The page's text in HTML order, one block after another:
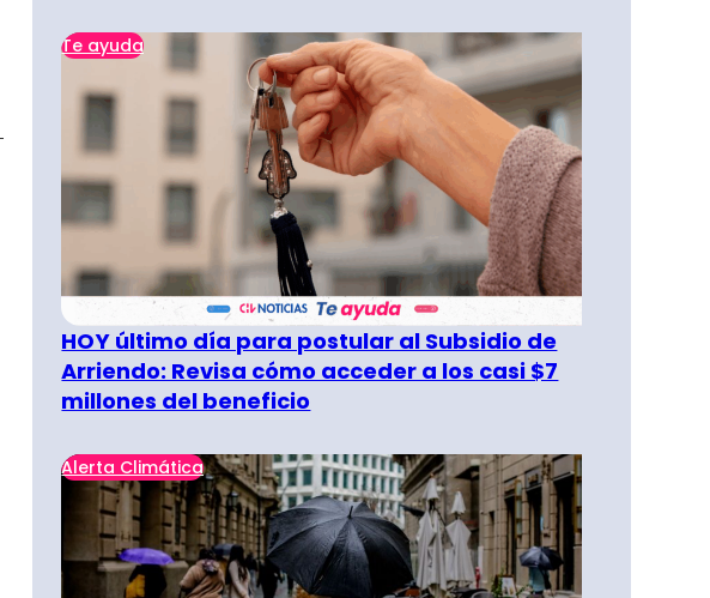
Te ayuda
HOY último día para postular al Subsidio de
Arriendo: Revisa cómo acceder a los casi $7
millones del beneficio
Alerta Climática